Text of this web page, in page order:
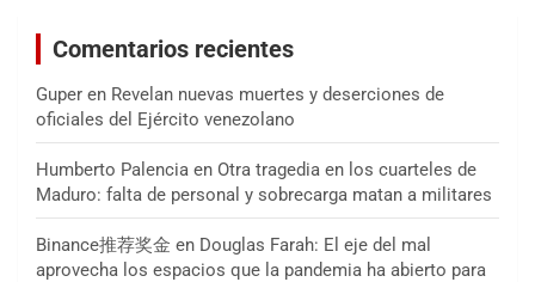
Comentarios recientes
Guper en Revelan nuevas muertes y deserciones de
oficiales del Ejército venezolano
Humberto Palencia en Otra tragedia en los cuarteles de
Maduro: falta de personal y sobrecarga matan a militares
Binance推荐奖金 en Douglas Farah: El eje del mal
aprovecha los espacios que la pandemia ha abierto para